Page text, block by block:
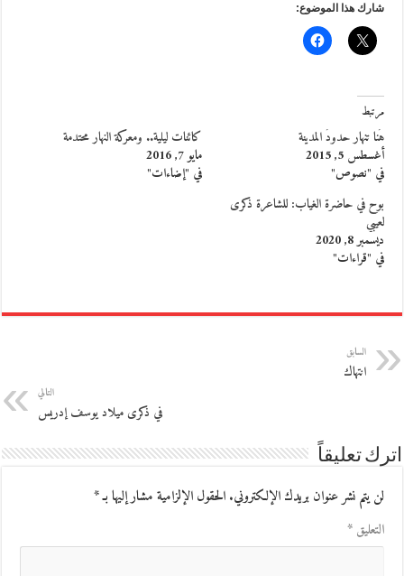
شارك هذا الموضوع:
مرتبط
هُنا تنهار حدودُ المدينة
أغسطس 5, 2015
في "نصوص"
كائنات ليلية.. ومعركة النهار محتدمة
مايو 7, 2016
في "إضاءات"
بوح في حاضرة الغياب: للشاعرة ذكرى
لعيبي
ديسمبر 8, 2020
في "قراءات"
السابق
انتهاك
التالي
في ذكرى ميلاد يوسف إدريس
اترك تعليقاً
لن يتم نشر عنوان بريدك الإلكتروني.الحقول الإلزامية مشار إليها بـ*
التعليق*